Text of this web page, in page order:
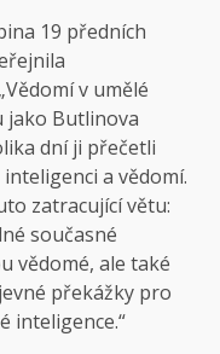
19 předních
v umělé
jako Butlinova
dní ji přečetli
a vědomí.
zatracující větu:
současné
vědomé, ale také
překážky pro
inteligence.“